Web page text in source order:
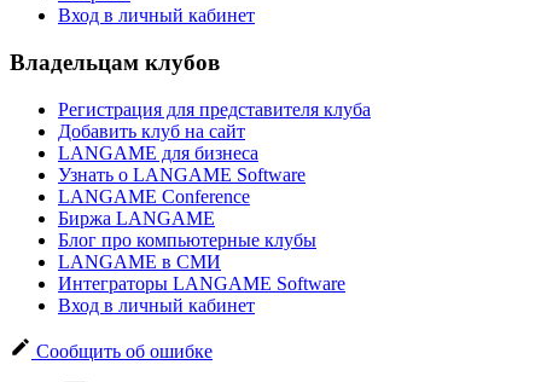
Вход в личный кабинет
Владельцам клубов
Регистрация для представителя клуба
Добавить клуб на сайт
LANGAME для бизнеса
Узнать о LANGAME Software
LANGAME Conference
Биржа LANGAME
Блог про компьютерные клубы
LANGAME в СМИ
Интеграторы LANGAME Software
Вход в личный кабинет
Сообщить об ошибке